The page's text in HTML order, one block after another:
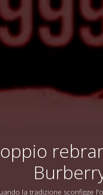
la tradizione sconfigge